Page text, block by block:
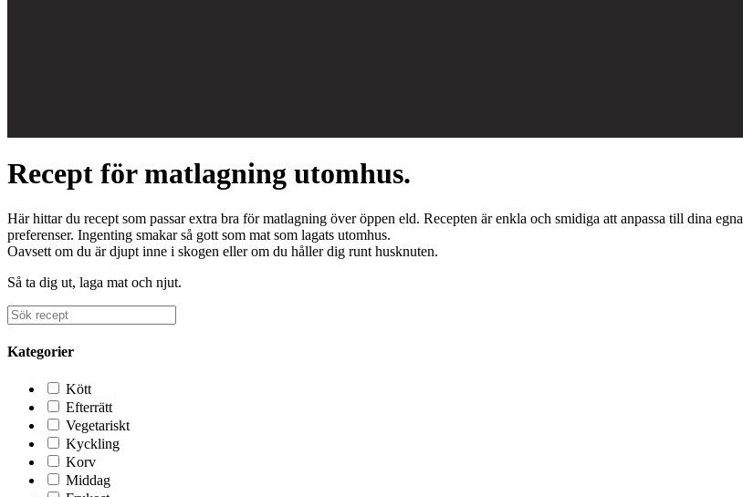
Recept för matlagning utomhus.
Här hittar du recept som passar extra bra för matlagning över öppen eld. Recepten är enkla och smidiga att anpassa till dina egna
preferenser. Ingenting smakar så gott som mat som lagats utomhus.
Oavsett om du är djupt inne i skogen eller om du håller dig runt husknuten.
Så ta dig ut, laga mat och njut.
Kategorier
Kött
Efterrätt
Vegetariskt
Kyckling
Korv
Middag